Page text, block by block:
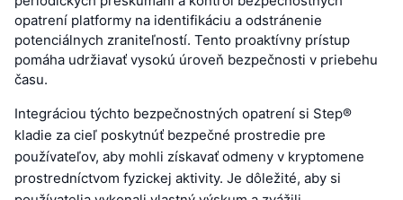
opatrení platformy na identifikáciu a odstránenie
potenciálnych zraniteľností. Tento proaktívny prístup
pomáha udržiavať vysokú úroveň bezpečnosti v priebehu
času.
Integráciou týchto bezpečnostných opatrení si Step®
kladie za cieľ poskytnúť bezpečné prostredie pre
používateľov, aby mohli získavať odmeny v kryptomene
prostredníctvom fyzickej aktivity. Je dôležité, aby si